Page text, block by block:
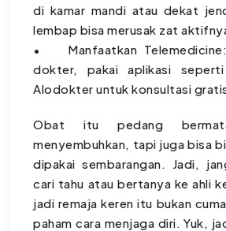
di kamar mandi atau dekat
lembap bisa merusak zat
• Manfaatkan Telemedicine:
dokter, pakai aplikasi
Alodokter untuk konsultasi
Obat itu pedang
menyembuhkan, tapi juga bisa
dipakai sembarangan. Jadi,
cari tahu atau bertanya ke ahli
jadi remaja keren itu bukan
paham cara menjaga diri. Yuk,